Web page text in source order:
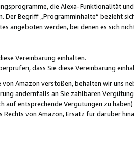
die Alexa-Funktionalität
Der Begriff „Programminhalte“ bezieht
angeboten werden, bei denen es sich
Vereinbarung einhalten.
dass Sie diese Vereinbarung
Amazon verstoßen, behalten wir uns
andernfalls an Sie zahlbaren
entsprechende Vergütungen zu
von Amazon, Ersatz für darüber